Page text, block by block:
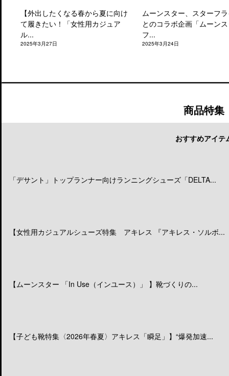
【外出したくなる春から夏に向け
て履きたい！「女性用カジュア
ル...
2025年3月27日
ムーンスター、スターフ
とのコラボ企画「ムーン
フ...
2025年3月24日
商品特集
おすすめアイテ
「デサント」トップランナー向けランニングシューズ「DELTA...
【女性用カジュアルシューズ特集 アキレス 『アキレス・ソルボ...
【ムーンスター 「In Use（インユース）」 】靴づくりの...
【子ども靴特集〈2026年春夏〉アキレス「瞬足」】“爆発加速...